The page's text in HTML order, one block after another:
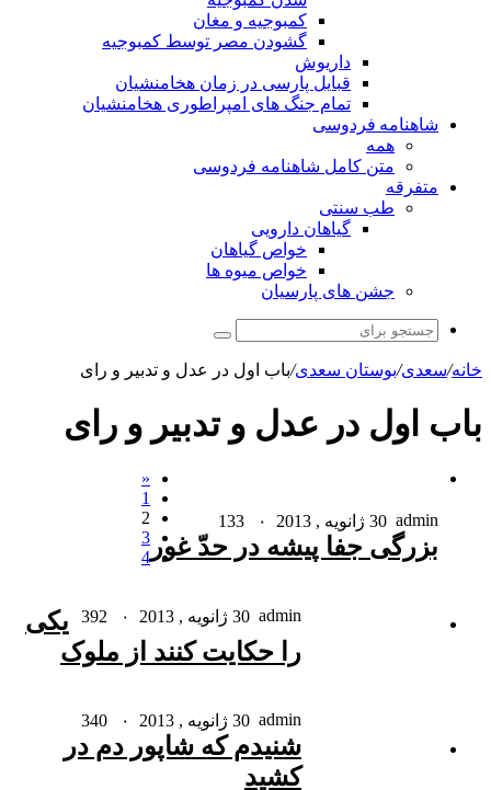
کمبوجیه و مغان
گشودن مصر توسط کمبوجیه
داریوش
قبایل پارسی در زمان هخامنشیان
تمام جنگ های امپراطوری هخامنشیان
شاهنامه فردوسی
همه
متن کامل شاهنامه فردوسی
متفرقه
طب سنتی
گیاهان دارویی
خواص گیاهان
خواص میوه ها
جشن های پارسیان
جستجو
خانه/سعدی/بوستان سعدی/باب اول در عدل و تدبیر و رای
باب اول در عدل و تدبیر و رای
admin 30 ژانویه , 2013 ۰
بزرگی جفا پیشه در حدّ غور
admin 30 ژانویه , 2013 ۰
یکی
را حکایت کنند از ملوک
admin 30 ژانویه , 2013 ۰
شنیدم که شاپور دم در
کشید
«
1
2
3
4